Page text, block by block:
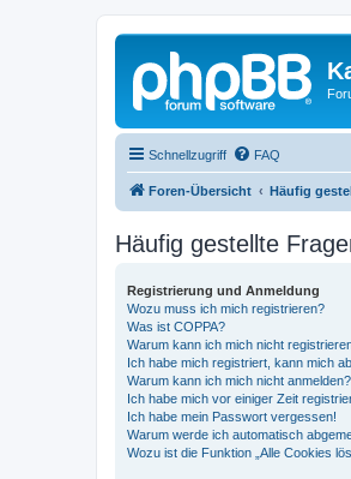
Schnellzugriff FAQ
Foren-Übersicht Häufig
Häufig gestellte
Registrierung und Anmeldung
Wozu muss ich mich registrieren?
Was ist COPPA?
Warum kann ich mich nicht
Ich habe mich registriert, kann mich
Warum kann ich mich nicht anmelden?
Ich habe mich vor einiger Zeit
Ich habe mein Passwort vergessen!
Warum werde ich automatisch
Wozu ist die Funktion „Alle Cookies